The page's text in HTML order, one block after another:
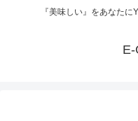
『美味しい』をあなた